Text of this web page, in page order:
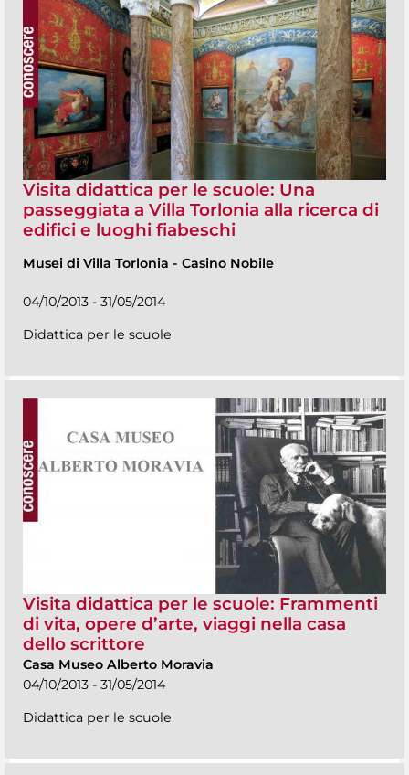
Visita didattica per le scuole: Una
passeggiata a Villa Torlonia alla ricerca di
edifici e luoghi fiabeschi
Musei di Villa Torlonia - Casino Nobile
04/10/2013 - 31/05/2014
Didattica per le scuole
Visita didattica per le scuole: Frammenti
di vita, opere d’arte, viaggi nella casa
dello scrittore
Casa Museo Alberto Moravia
04/10/2013 - 31/05/2014
Didattica per le scuole